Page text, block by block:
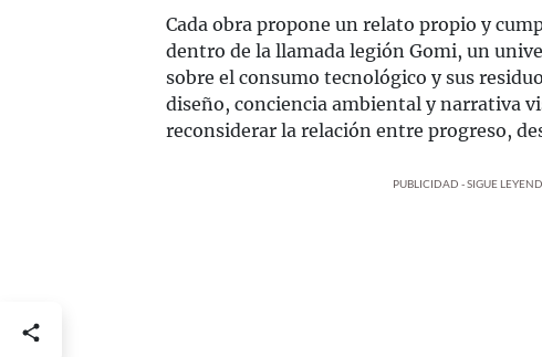
Cada obra propone un relato propio y
dentro de la llamada legión Gomi, un
sobre el consumo tecnológico y sus
diseño, conciencia ambiental y narrativa
reconsiderar la relación entre progreso,
PUBLICIDAD - SIGUE